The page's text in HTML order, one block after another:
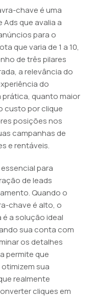
chave é uma
que avalia a
para o
que varia de 1 a 10,
de três pilares
a relevância do
do
prática, quanto maior
custo por clique
posições nos
campanhas de
e rentáveis.
para
de leads
Quando o
chave é alto, o
a solução ideal
sua conta com
os detalhes
permite que
sua
realmente
cliques em